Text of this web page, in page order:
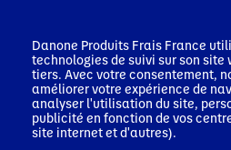
Danone Produits Frais France
technologies de suivi sur son site
tiers. Avec votre consentement,
améliorer votre expérience de
analyser l'utilisation du site,
publicité en fonction de vos
site internet et d'autres).